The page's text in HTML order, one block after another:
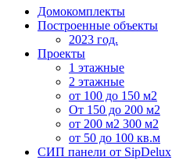
Домокомплекты
Построенные объекты
2023 год.
Проекты
1 этажные
2 этажные
от 100 до 150 м2
От 150 до 200 м2
от 200 м2 300 м2
от 50 до 100 кв.м
СИП панели от SipDelux